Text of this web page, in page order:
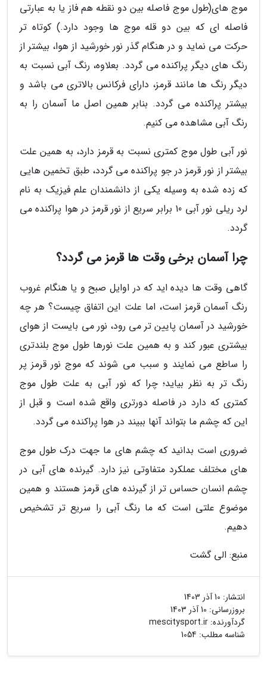
موج های(طول موج فاصله بین دو نقطه هم فاز یا به عبارتی
فاصله ای که بین دو قله موج ها وجود دارد.) کوتاه تر
حرکت می نماید و در هنگام گذر نور خورشید از هوا، بیشتر از
رنگ های دیگر پراکنده می گردد. بعلاوه، رنگ آبی نسبت به
دیگر رنگ ها مانند قرمز، دارای فرکانس بالاتری می باشد و
بیشتر پراکنده می گردد. بنابر همین اصل ما آسمان را به
رنگ آبی مشاهده می کنیم.
نور آبی طول موج کمتری نسبت به قرمز دارد، به همین علت
بیشتر از نور قرمز در جو پراکنده می گردد، طبق تخمین هایی
که زده شده به وسیله یکی از دانشمندان علم فیزیک به نام
لرد ریلی نور آبی 10 برابر سریع از نور قرمز در هوا پراکنده می
گردد.
چرا آسمان برخی وقت ها قرمز می گردد؟
گاهی وقت ها دیده اید که در اوایل صبح و یا هنگام غروب
رنگ آسمان قرمز است، اما علت این اتفاق چیست؟ هر چه
خورشید در آسمان پایین تر می رود، نور می بایست از هوای
بیشتری عبور کند و به همین علت نورها طول موج بلندتری
را ساطع می نمایند و سبب می شوند که موج نور قرمز پر
رنگ تر به نظر بیاید؛ چرا که نور آبی به علت طول موج
کمتری که دارد در فاصله دورتری واقع شده است و قبل از
این که چشم ما بتواند آنها ببیند در هوا پراکنده می گردد.
ضروری است بدانید که چشم های ما جهت درک طول موج
های مختلف عملکرد متفاوتی نیز دارد. گیرنده های آبی در
چشم انسان حساس تر از گیرنده های قرمز هستند و همین
موضوع علتی است که ما رنگ آبی را سریع تر تشخیص
دهیم.
منبع: الی گشت
انتشار: 10 آذر 1403
بروزرسانی: 10 آذر 1403
گردآورنده: mescitysport.ir
شناسه مطلب: 1054